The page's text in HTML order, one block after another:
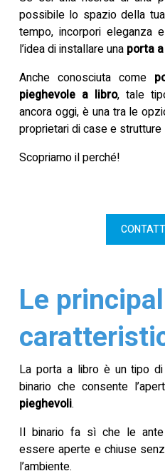
possibile lo spazio della
tempo, incorpori eleganza
l’idea di installare una porta
Anche conosciuta come
pieghevole a libro, tale
ancora oggi, è una tra le
proprietari di case e strutture
Scopriamo il perché!
Le
La porta a libro è un tipo
binario che consente
pieghevoli.
Il binario fa sì che le ante
essere aperte e chiuse
l’ambiente.